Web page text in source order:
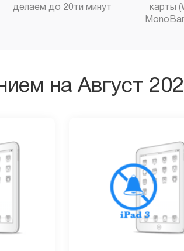
делаем до 20ти минут
карты
на Август